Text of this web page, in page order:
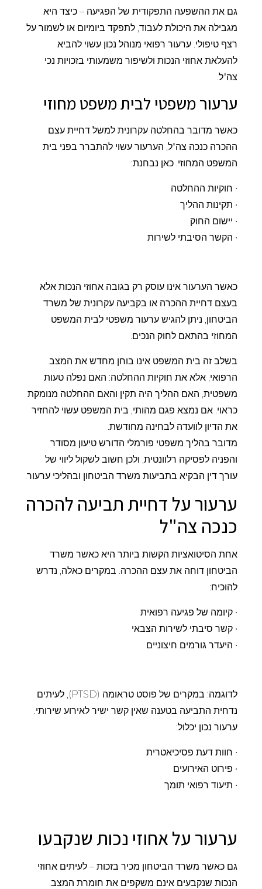
גם את ההשפעה התפקודית של הפגיעה – כיצד היא
מגבילה את היכולת לעבוד, לתפקד ביומיום או לשמור על
רצף טיפולי. ערעור רפואי מנוהל נכון עשוי להביא
להעלאת אחוזי הנכות ולשיפור משמעותי בזכויות נכי
צה"ל.
ערעור משפטי לבית משפט מחוזי
כאשר מדובר בהחלטה עקרונית למשל דחיית עצם
ההכרה כנכה צה"ל, הערעור עשוי להתברר בפני בית
המשפט המחוזי. כאן נבחנת:
• חוקיות ההחלטה
• תקינות ההליך
• יישום החוק
• הקשר הסיבתי לשירות
כאשר הערעור אינו עוסק רק בגובה אחוזי הנכות אלא
בעצם דחיית ההכרה או בקביעה עקרונית של משרד
הביטחון, ניתן להגיש ערעור משפטי לבית המשפט
המחוזי בהתאם לחוק הנכים.
בשלב זה בית המשפט אינו בוחן מחדש את המצב
הרפואי, אלא את חוקיות ההחלטה: האם נפלה טעות
משפטית, האם ההליך היה תקין והאם ההחלטה מנומקת
כראוי. אם נמצא פגם מהותי, בית המשפט עשוי להחזיר
את הדיון לוועדה לבחינה מחודשת.
מדובר בהליך משפטי פורמלי הדורש טיעון מסודר
והפניה לפסיקה רלוונטית, ולכן חשוב לשקול ליווי של
עורך דין הבקיא בתביעות משרד הביטחון ובהליכי ערעור.
ערעור על דחיית תביעה להכרה
כנכה צה"ל
אחת הסיטואציות הקשות ביותר היא כאשר משרד
הביטחון דוחה את עצם ההכרה. במקרים כאלה, נדרש
להוכיח:
• קיומה של פגיעה רפואית
• קשר סיבתי לשירות הצבאי
• היעדר גורמים חיצוניים
לדוגמה: במקרים של פוסט טראומה (PTSD), לעיתים
נדחית התביעה בטענה שאין קשר ישיר לאירוע שירותי.
ערעור נכון יכלול:
• חוות דעת פסיכיאטרית
• פירוט האירועים
• תיעוד רפואי תומך
ערעור על אחוזי נכות שנקבעו
גם כאשר משרד הביטחון מכיר בזכות – לעיתים אחוזי
הנכות שנקבעים אינם משקפים את חומרת המצב.